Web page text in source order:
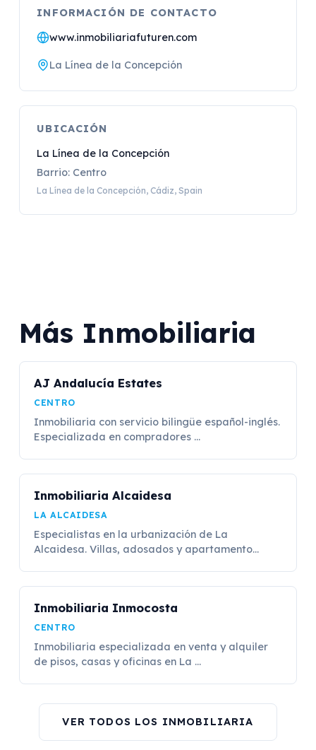
INFORMACIÓN DE CONTACTO
www.inmobiliariafuturen.com
La Línea de la Concepción
UBICACIÓN
La Línea de la Concepción
Barrio: Centro
La Línea de la Concepción, Cádiz, Spain
Más Inmobiliaria
AJ Andalucía Estates
CENTRO
Inmobiliaria con servicio bilingüe español-inglés.
Especializada en compradores ...
Inmobiliaria Alcaidesa
LA ALCAIDESA
Especialistas en la urbanización de La
Alcaidesa. Villas, adosados y apartamento...
Inmobiliaria Inmocosta
CENTRO
Inmobiliaria especializada en venta y alquiler
de pisos, casas y oficinas en La ...
VER TODOS LOS INMOBILIARIA